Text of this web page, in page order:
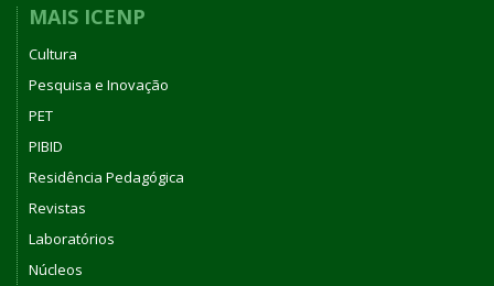
MAIS ICENP
Cultura
Pesquisa e Inovação
PET
PIBID
Residência Pedagógica
Revistas
Laboratórios
Núcleos